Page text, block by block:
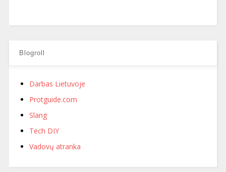
Blogroll
Darbas Lietuvoje
Protguide.com
Slang
Tech DIY
Vadovų atranka